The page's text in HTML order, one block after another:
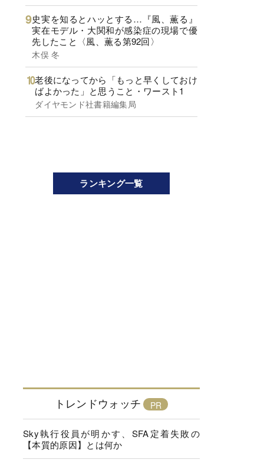
史実を知るとハッとする…『風、薫る』
実在モデル・大関和が感染症の現場で優
先したこと〈風、薫る第92回〉
木俣 冬
老後になってから「もっと早くしておけ
ばよかった」と思うこと・ワースト1
ダイヤモンド社書籍編集局
ランキング一覧
トレンドウォッチ
Sky執行役員が明かす、SFA定着失敗の
【本質的原因】とは何か